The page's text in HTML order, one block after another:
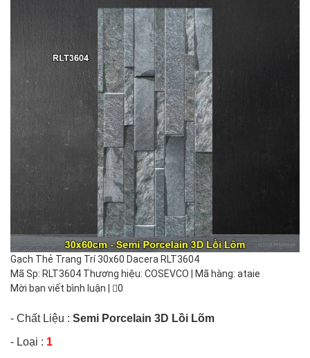
Gạch Thẻ Trang Trí 30x60 Dacera RLT3604
Mã Sp: RLT3604 Thương hiệu: COSEVCO | Mã hàng: ataie
Mời bạn viết bình luận
0
- Chất Liệu : Semi Porcelain 3D Lồi Lõm
- Loại : 1